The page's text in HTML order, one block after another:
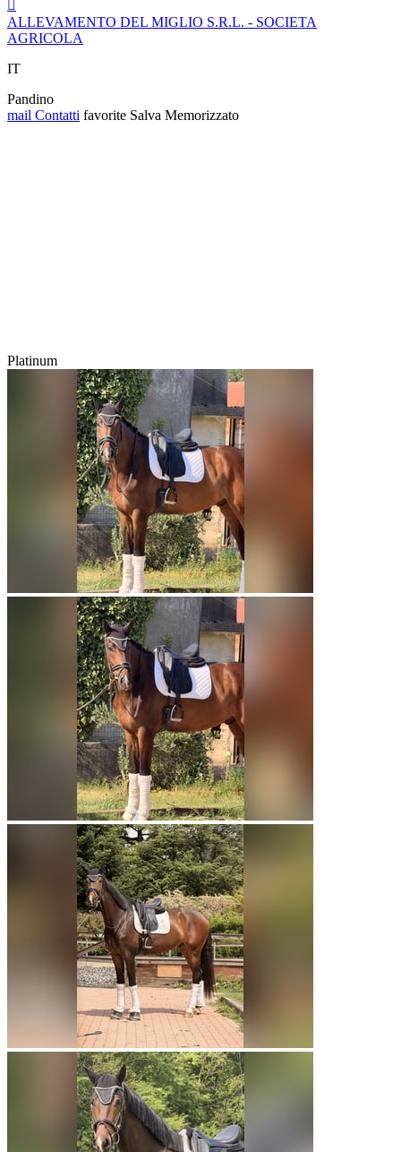

ALLEVAMENTO DEL MIGLIO S.R.L. - SOCIETA
AGRICOLA
IT
Pandino
mail Contatti favorite Salva Memorizzato
Platinum